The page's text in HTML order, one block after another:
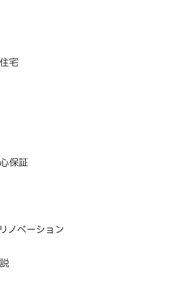
宅
保証
ノベーション